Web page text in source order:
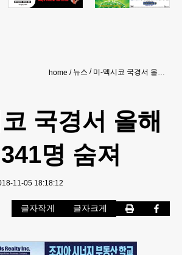
home 뉴스 미-멕시코 국경서 올해 이민자 341명 숨져
국경서 올해
명 숨져
11-05 18:18:12
글자작게 글자크게